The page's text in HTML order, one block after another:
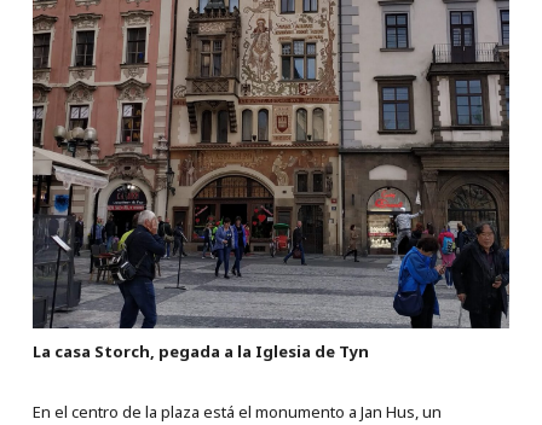
La casa Storch, pegada a la Iglesia de Tyn
En el centro de la plaza está el monumento a Jan Hus, un